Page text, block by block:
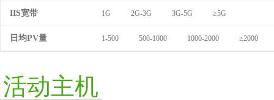
IIS宽带 1G 2G-3G 3G-5G ≥5G
日均PV量 1-500 500-1000 1000-2000 ≥2000
活动主机